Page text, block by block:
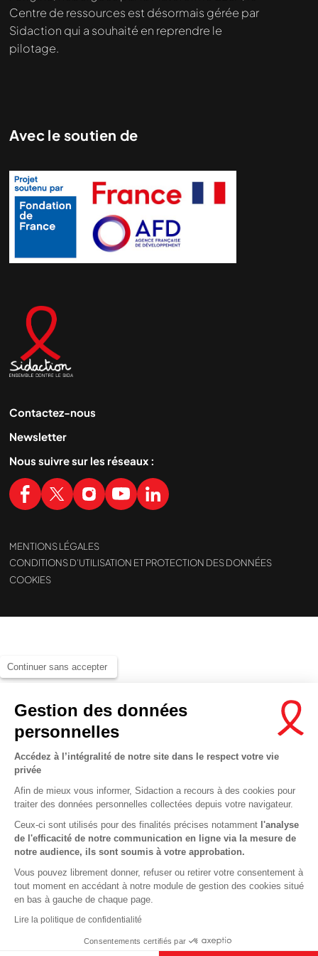
Continuer sans accepter
Gestion des données
personnelles
Accédez à l’intégralité de notre site dans le respect votre vie
privée
Afin de mieux vous informer, Sidaction a recours à des cookies pour
traiter des données personnelles collectées depuis votre navigateur.
Ceux-ci sont utilisés pour des finalités précises notamment l'analyse
de l'efficacité de notre communication en ligne via la mesure de
notre audience, ils sont soumis à votre approbation.
Vous pouvez librement donner, refuser ou retirer votre consentement à
tout moment en accédant à notre module de gestion des cookies situé
en bas à gauche de chaque page.
Lire la politique de confidentialité
Consentements certifiés par
demandé....
Centre de ressources est désormais gérée par
Sidaction qui a souhaité en reprendre le
pilotage.
Avec le soutien de
Contactez-nous
Newsletter
Nous suivre sur les réseaux :
MENTIONS LÉGALES
CONDITIONS D’UTILISATION ET PROTECTION DES DONNÉES
COOKIES
This site uses cookies and gives you control over what you want to